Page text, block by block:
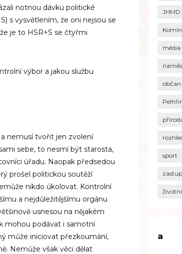
notnou dávku politické
s vysvětlením, že oni nejsou se
je to HSR+S se čtyřmi
výbor a jakou službu
nemusí tvořit jen zvolení
sebe, to nesmí být starosta,
úřadu. Naopak předsedou
prošel politickou soutěží
nikdo úkolovat. Kontrolní
a nejdůležitějšímu orgánu
usnesou na nějakém
mohou podávat i samotní
může iniciovat přezkoumání,
Nemůže však věci dělat
JHMD
média
občan
sport
a